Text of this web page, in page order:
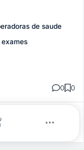
de saude
0 0